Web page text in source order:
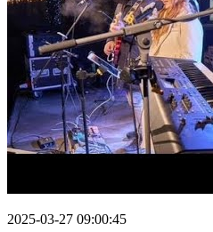
2025-03-27 09:00:45